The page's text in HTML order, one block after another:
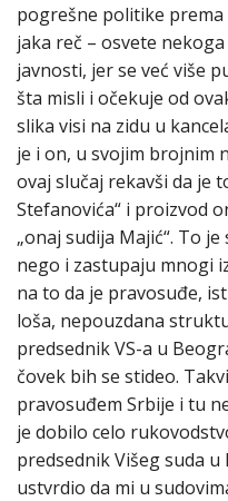
pogrešne politike prema
jaka reč – osvete
javnosti, jer se već više
šta misli i očekuje od
slika visi na zidu u
je i on, u svojim brojnim
ovaj slučaj rekavši da je
Stefanovića“ i proizvod
„onaj sudija Majić“. To
nego i zastupaju mnogi
na to da je pravosuđe,
loša, nepouzdana
predsednik VS-a u
čovek bih se stideo.
pravosuđem Srbije i tu
je dobilo celo
predsednik Višeg suda
ustvrdio da mi u